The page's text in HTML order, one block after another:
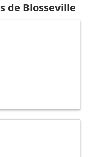
de Blosseville